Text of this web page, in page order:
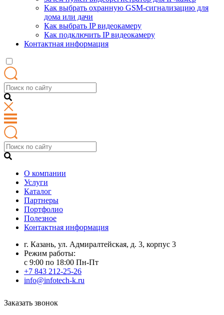
Как выбрать охранную GSM-сигнализацию для
дома или дачи
Как выбрать IP видеокамеру
Как подключить IP видеокамеру
Контактная информация
О компании
Услуги
Каталог
Партнеры
Портфолио
Полезное
Контактная информация
г. Казань, ул. Адмиралтейская, д. 3, корпус 3
Режим работы:
с 9:00 по 18:00 Пн-Пт
+7 843 212-25-26
info@infotech-k.ru
Заказать звонок